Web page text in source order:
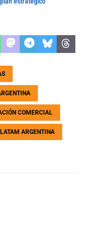
COMERCIAL
LATAM ARGENTINA